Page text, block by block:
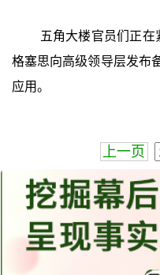
五角大楼官员们正
格塞思向高级领导层发布
应用。
上一页